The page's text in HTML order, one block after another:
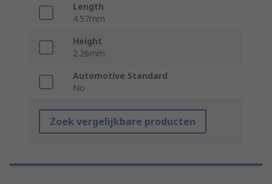
Length
4.57mm
Height
2.26mm
Automotive Standard
No
Zoek vergelijkbare producten